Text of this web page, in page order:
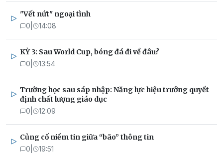
"Vết nứt" ngoại tình
0 14:08
KỲ 3: Sau World Cup, bóng đá đi về đâu?
0 13:54
Trường học sau sáp nhập: Năng lực hiệu trưởng quyết
định chất lượng giáo dục
0 12:09
Củng cố niềm tin giữa “bão” thông tin
0 19:51